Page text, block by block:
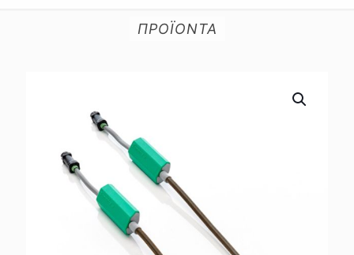
ΠΡΟΪΟΝΤΑ